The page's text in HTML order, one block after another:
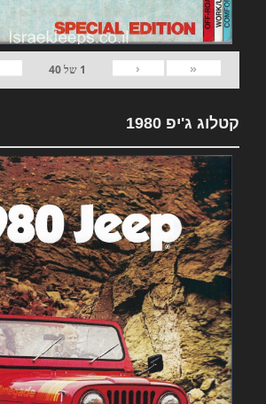
«
‹
1 של40
קטלוג ג'יפ 1980